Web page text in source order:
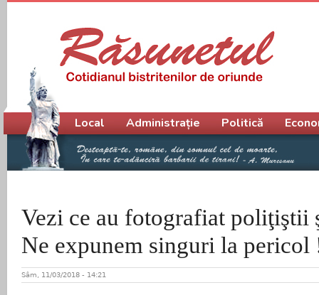
Vezi ce au fotografiat poliţiştii
Ne expunem singuri la pericol
Sâm, 11/03/2018 - 14:21
Meniu principal
Local Administrație Politică